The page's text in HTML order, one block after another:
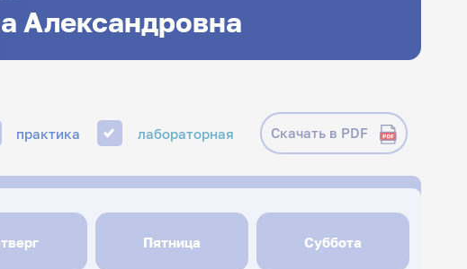
Александровна
практика лабораторная Скачать в PDF
Пятница Суббота